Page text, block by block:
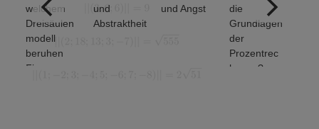
Abstraktheit
und Angst
die
Grundlagen
Prozentrec
hnung?
den
erationen